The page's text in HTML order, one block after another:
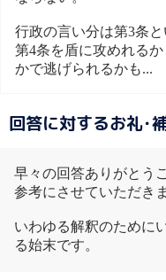
行政の言い分は第3条と
第4条を盾に攻めれる
かで逃げられるかも...
回答に対するお礼･
早々の回答ありがとう
参考にさせていただきま
いわゆる解釈のために
る始末です。